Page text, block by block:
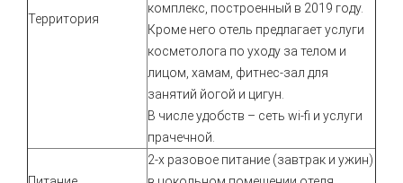
Территория
комплекс, построенный в 2019 году.
Кроме него отель предлагает услуги
косметолога по уходу за телом и
лицом, хамам, фитнес-зал для
занятий йогой и цигун.
В числе удобств – сеть wi-fi и услуги
прачечной.
2-х разовое питание (завтрак и ужин)